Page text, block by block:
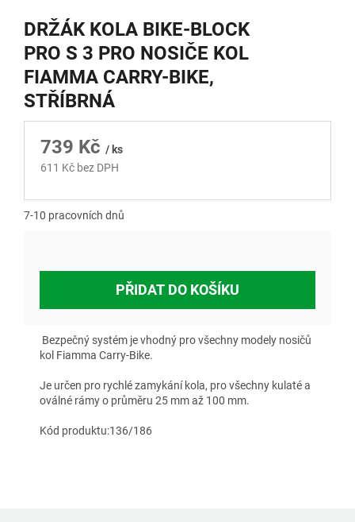
DRŽÁK KOLA BIKE-BLOCK
PRO S 3 PRO NOSIČE KOL
FIAMMA CARRY-BIKE,
STŘÍBRNÁ
739 Kč / ks
611 Kč bez DPH
7-10 pracovních dnů
PŘIDAT DO KOŠÍKU
Bezpečný systém je vhodný pro všechny modely nosičů
kol Fiamma Carry-Bike.
Je určen pro rychlé zamykání kola, pro všechny kulaté a
oválné rámy o průměru 25 mm až 100 mm.
Kód produktu:136/186